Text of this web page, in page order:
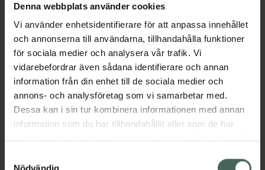
Denna webbplats använder cookies
Vi använder enhetsidentifierare för att anpassa innehållet
och annonserna till användarna, tillhandahålla funktioner
för sociala medier och analysera vår trafik. Vi
vidarebefordrar även sådana identifierare och annan
information från din enhet till de sociala medier och
annons- och analysföretag som vi samarbetar med.
Dessa kan i sin tur kombinera informationen med annan
information som du har tillhandahållit eller som de har
återkalla ditt samtycke via webbplatsens
Nödvändig
resultat, blanda genast efter applicering för
att undvika ränder eller ojämna partier.
Applicera med IDUN Minerals Pro Buffer
Foundation Brush eller med hjälp av dina
fingrar för att få ett jämnt och silkeslent
resultat.Golden Hour, en gyllene nyansIDUN
Minerals Bronzing Gel är vegansk, parfymfri
och dermatologiskt testad.
Jämförpris 6,63 kr /ml